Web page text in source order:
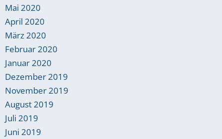
Mai 2020
April 2020
März 2020
Februar 2020
Januar 2020
Dezember 2019
November 2019
August 2019
Juli 2019
Juni 2019